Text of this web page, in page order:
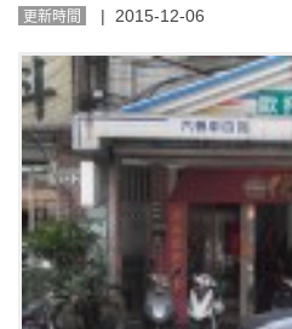
更新時間 | 2015-12-06